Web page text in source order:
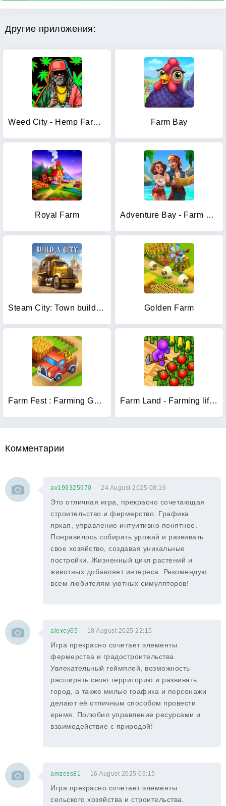
Другие приложения:
Weed City - Hemp Farm Tycoon Farm Bay
Royal Farm Adventure Bay - Farm Games
Steam City: Town building game Golden Farm
Farm Fest : Farming Games Farm Land - Farming life game
Комментарии
av199325970 24 August 2025 08:16
Это отличная игра, прекрасно сочетающая
строительство и фермерство. Графика
яркая, управление интуитивно понятное.
Понравилось собирать урожай и развивать
свое хозяйство, создавая уникальные
постройки. Жизненный цикл растений и
животных добавляет интереса. Рекомендую
всем любителям уютных симуляторов!
alexey05 18 August 2025 22:15
Игра прекрасно сочетает элементы
фермерства и градостроительства.
Увлекательный геймплей, возможность
расширять свою территорию и развивать
город, а также милые графика и персонажи
делают её отличным способом провести
время. Полюбил управление ресурсами и
взаимодействие с природой!
amzess81 16 August 2025 09:15
Игра прекрасно сочетает элементы
сельского хозяйства и строительства.